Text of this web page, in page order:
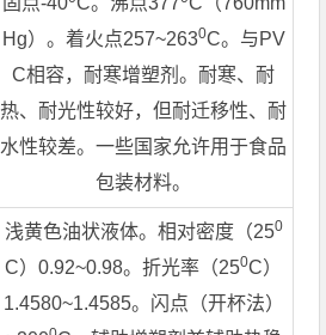
Hg）。着火点257~2630C。与PV
C相容，耐寒增塑剂。耐寒、耐
热、耐光性较好，但耐迁移性、耐
水性较差。一些国家允许用于食品
包装材料。
浅黄色油状液体。相对密度（250
C）0.92~0.98。折光率（250C）
1.4580~1.4585。闪点（开杯法）